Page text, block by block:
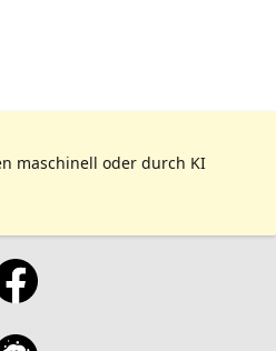
maschinell oder durch KI